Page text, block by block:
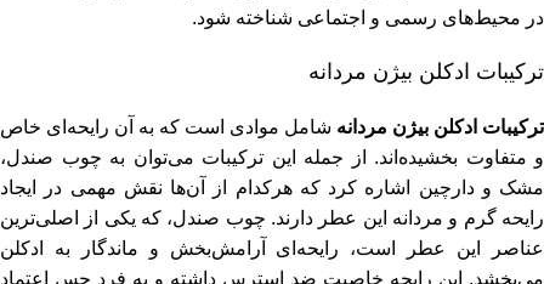
در محیط‌های رسمی و اجتماعی شناخته شود.
ترکیبات ادکلن بیژن مردانه
ترکیبات ادکلن بیژن مردانه شامل موادی است که به آن رایحه‌ای خاص
و متفاوت بخشیده‌اند. از جمله این ترکیبات می‌توان به چوب صندل،
مشک و دارچین اشاره کرد که هرکدام از آن‌ها نقش مهمی در ایجاد
رایحه گرم و مردانه این عطر دارند. چوب صندل، که یکی از اصلی‌ترین
عناصر این عطر است، رایحه‌ای آرامش‌بخش و ماندگار به ادکلن
می‌بخشد. این رایحه خاصیت ضد استرس داشته و به فرد حس اعتماد